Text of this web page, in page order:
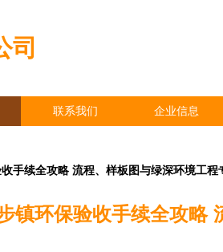
司
联系我们 企业信息
手续全攻略 流程、样板图与绿深环境工程
镇环保验收手续全攻略